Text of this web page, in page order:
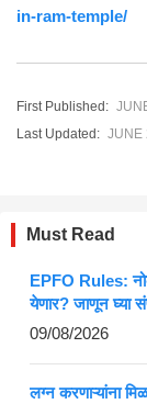
in-ram-temple/
First Published:
Last Updated: JUNE
Must Read
EPFO Rules:
येणार? जाणून घ्या
09/08/2026
लग्न करणाऱ्यांना